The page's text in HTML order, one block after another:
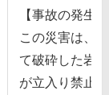
【事故の発生
この災害は、
て破砕した岩⽯
が⽴⼊り禁⽌